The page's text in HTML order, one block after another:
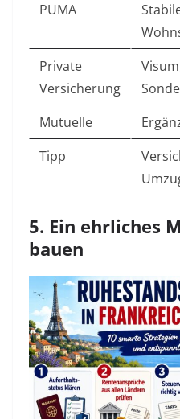
PUMA
Private
Versicherung
Mutuelle
Tipp
5. Ein ehrliches
bauen